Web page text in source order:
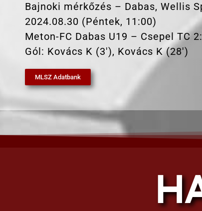
Bajnoki mérkőzés – Dabas, Wellis
2024.08.30 (Péntek, 11:00)
Meton-FC Dabas U19 – Csepel TC
Gól: Kovács K (3′), Kovács K (28′)
MLSZ Adatbank